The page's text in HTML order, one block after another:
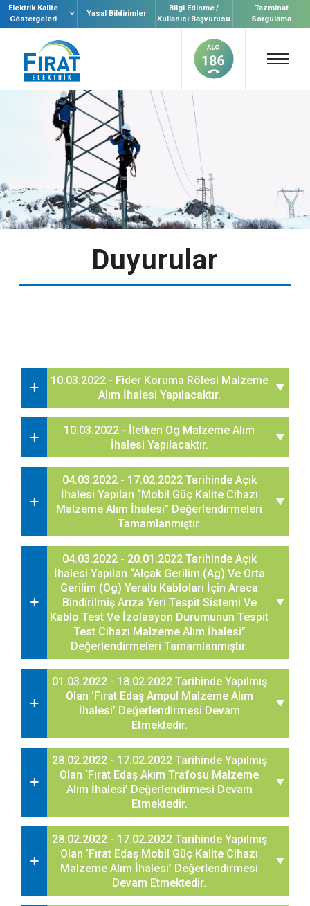
Elektrik Kalite
Göstergeleri
Yasal Bildirimler
Bilgi Edinme /
Kullanıcı Başvurusu
Tazminat
Sorgulama
Duyurular
10.03.2022 - Fider Koruma Rölesi Malzeme
Alım İhalesi Yapılacaktır.
10.03.2022 - İletken Og Malzeme Alım
İhalesi Yapılacaktır.
04.03.2022 - 17.02.2022 Tarihinde Açık
İhalesi Yapılan “Mobil Güç Kalite Cihazı
Malzeme Alım İhalesi” Değerlendirmeleri
Tamamlanmıştır.
04.03.2022 - 20.01.2022 Tarihinde Açık
İhalesi Yapılan “Alçak Gerilim (Ag) Ve Orta
Gerilim (Og) Yeraltı Kabloları İçin Araca
Bindirilmiş Arıza Yeri Tespit Sistemi Ve
Kablo Test Ve İzolasyon Durumunun Tespit
Test Cihazı Malzeme Alım İhalesi”
Değerlendirmeleri Tamamlanmıştır.
01.03.2022 - 18.02.2022 Tarihinde Yapılmış
Olan ‘Fırat Edaş Ampul Malzeme Alım
İhalesi’ Değerlendirmesi Devam
Etmektedir.
28.02.2022 - 17.02.2022 Tarihinde Yapılmış
Olan ‘Fırat Edaş Akım Trafosu Malzeme
Alım İhalesi’ Değerlendirmesi Devam
Etmektedir.
28.02.2022 - 17.02.2022 Tarihinde Yapılmış
Olan ‘Fırat Edaş Mobil Güç Kalite Cihazı
Malzeme Alım İhalesi’ Değerlendirmesi
Devam Etmektedir.